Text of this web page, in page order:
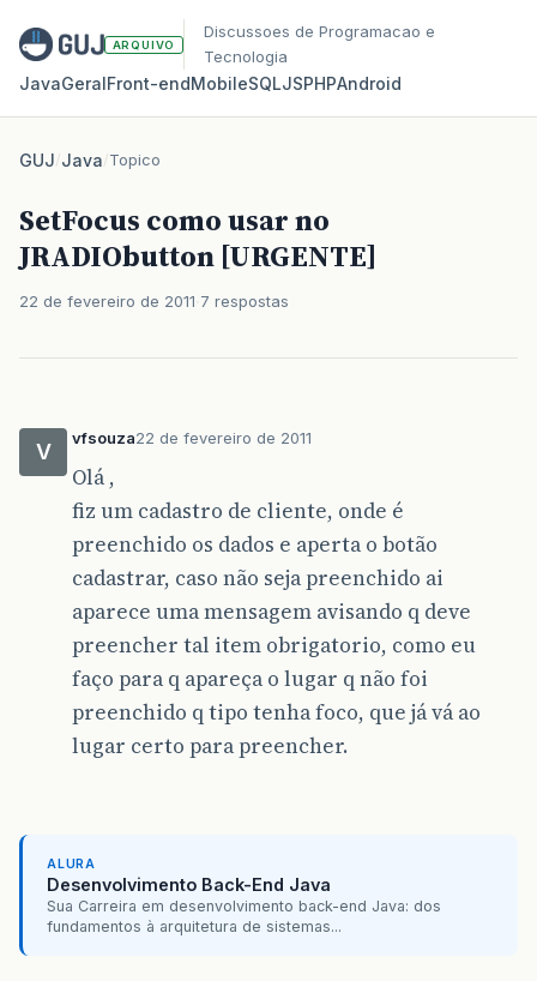
ARQUIVO
Discussoes de Programacao e
Tecnologia
JavaGeralFront‑endMobileSQLJSPHPAndroid
GUJ/Java/Topico
SetFocus como usar no
JRADIObutton [URGENTE]
22 de fevereiro de 2011 7 respostas
V
vfsouza22 de fevereiro de 2011
Olá ,
fiz um cadastro de cliente, onde é
preenchido os dados e aperta o botão
cadastrar, caso não seja preenchido ai
aparece uma mensagem avisando q deve
preencher tal item obrigatorio, como eu
faço para q apareça o lugar q não foi
preenchido q tipo tenha foco, que já vá ao
lugar certo para preencher.
ALURA
Desenvolvimento Back-End Java
Sua Carreira em desenvolvimento back-end Java: dos
fundamentos à arquitetura de sistemas...